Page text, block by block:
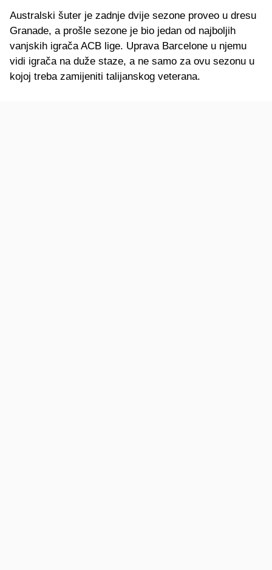
Australski šuter je zadnje dvije sezone proveo u dresu
Granade, a prošle sezone je bio jedan od najboljih
vanjskih igrača ACB lige. Uprava Barcelone u njemu
vidi igrača na duže staze, a ne samo za ovu sezonu u
kojoj treba zamijeniti talijanskog veterana.